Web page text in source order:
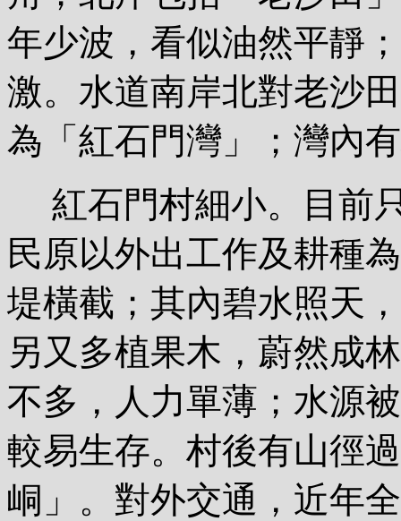
年少波，看似油然平靜
激。水道南岸北對老沙
為「紅石門灣」；灣內
紅石門村細小。目前
民原以外出工作及耕種
堤橫截；其內碧水照天
另又多植果木，蔚然成
不多，人力單薄；水源
較易生存。村後有山徑
峒」。對外交通，近年